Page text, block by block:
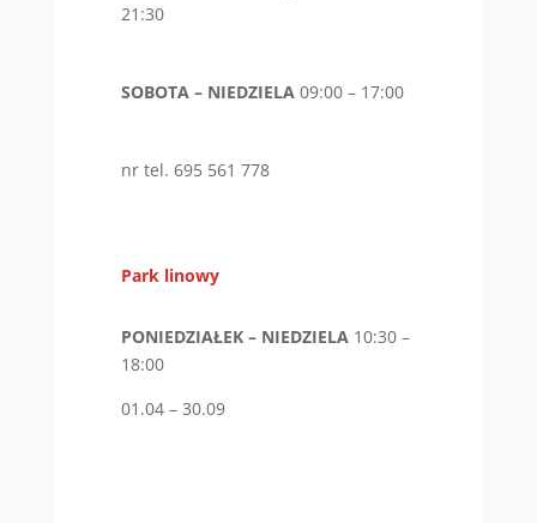
21:30
SOBOTA – NIEDZIELA 09:00 – 17:00
nr tel. 695 561 778
Park linowy
PONIEDZIAŁEK – NIEDZIELA 10:30 –
18:00
01.04 – 30.09